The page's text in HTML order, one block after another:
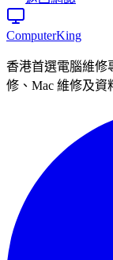
ComputerKing
香港首選電腦維修
修、Mac 維修及資